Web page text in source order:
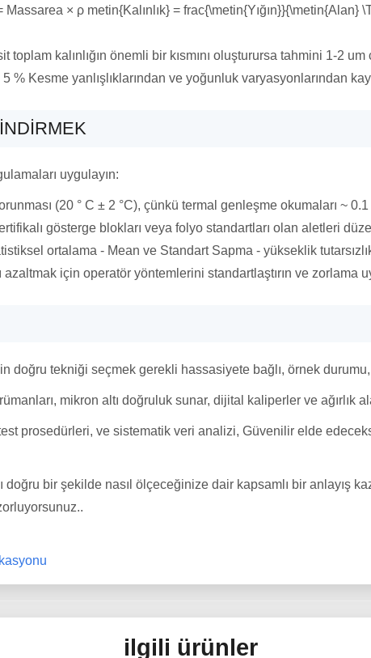
Massarea × ρ metin{Kalınlık} = frac{\metin{Yığın}}{\metin{Alan}
toplam kalınlığın önemli bir kısmını oluşturursa tahmini 1-2 um
% Kesme yanlışlıklarından ve yoğunluk varyasyonlarından
uygulayın:
(20 ° C ± 2 °C), çünkü termal genleşme okumaları ~ 0.1
gösterge blokları veya folyo standartları olan aletleri
ortalama - Mean ve Standart Sapma - yükseklik
azaltmak için operatör yöntemlerini standartlaştırın ve zorlama
doğru tekniği seçmek gerekli hassasiyete bağlı, örnek
mikron altı doğruluk sunar, dijital kaliperler ve ağırlık
prosedürleri, ve sistematik veri analizi, Güvenilir elde
doğru bir şekilde nasıl ölçeceğinize dair kapsamlı bir anlayış
ilgili ürünler